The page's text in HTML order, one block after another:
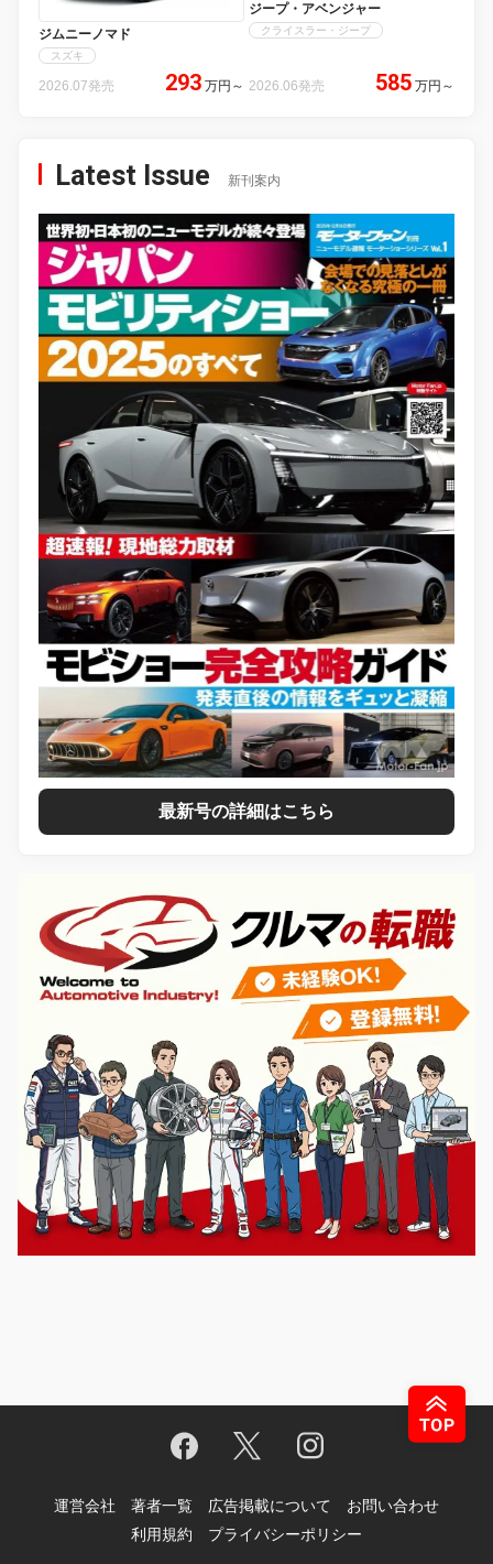
ジムニーノマド
スズキ
2026.07発売 293 万円 ～
ジープ・アベンジャー
クライスラー・ジープ
2026.06発売 585 万円 ～
Latest Issue 新刊案内
最新号の詳細はこちら
運営会社 著者一覧 広告掲載について
お問い合わせ
利用規約
プライバシーポリシー